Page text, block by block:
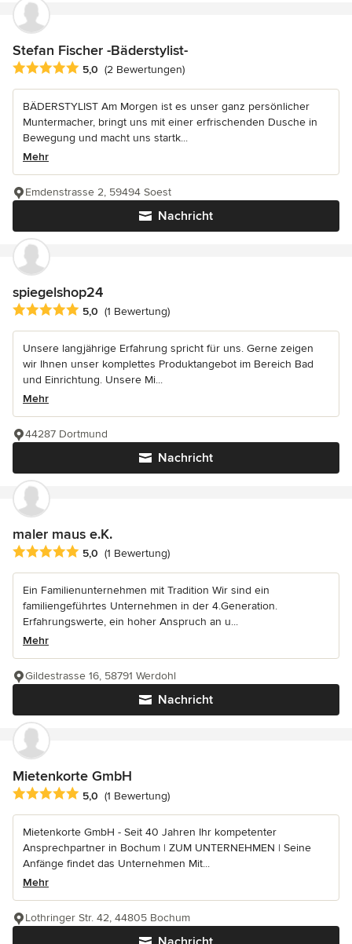
Stefan Fischer -Bäderstylist-
Durchschnittliche Bewertung: 5 von 5 Sternen
5,0 (2 Bewertungen)
BÄDERSTYLIST Am Morgen ist es unser ganz persönlicher
Muntermacher, bringt uns mit einer erfrischenden Dusche in
Bewegung und macht uns startk...
Mehr
Nachricht
Emdenstrasse 2, 59494 Soest
spiegelshop24
Durchschnittliche Bewertung: 5 von 5 Sternen
5,0 (1 Bewertung)
Unsere langjährige Erfahrung spricht für uns. Gerne zeigen
wir Ihnen unser komplettes Produktangebot im Bereich Bad
und Einrichtung. Unsere Mi...
Mehr
Nachricht
44287 Dortmund
maler maus e.K.
Durchschnittliche Bewertung: 5 von 5 Sternen
5,0 (1 Bewertung)
Ein Familienunternehmen mit Tradition Wir sind ein
familiengeführtes Unternehmen in der 4.Generation.
Erfahrungswerte, ein hoher Anspruch an u...
Mehr
Nachricht
Gildestrasse 16, 58791 Werdohl
Mietenkorte GmbH
Durchschnittliche Bewertung: 5 von 5 Sternen
5,0 (1 Bewertung)
Mietenkorte GmbH - Seit 40 Jahren Ihr kompetenter
Ansprechpartner in Bochum | ZUM UNTERNEHMEN | Seine
Anfänge findet das Unternehmen Mit...
Mehr
Lothringer Str. 42, 44805 Bochum